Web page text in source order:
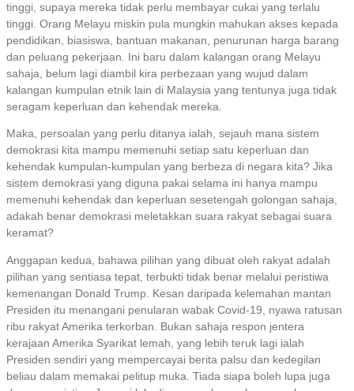
tinggi, supaya mereka tidak perlu membayar cukai yang terlalu
tinggi. Orang Melayu miskin pula mungkin mahukan akses kepada
pendidikan, biasiswa, bantuan makanan, penurunan harga barang
dan peluang pekerjaan. Ini baru dalam kalangan orang Melayu
sahaja, belum lagi diambil kira perbezaan yang wujud dalam
kalangan kumpulan etnik lain di Malaysia yang tentunya juga tidak
seragam keperluan dan kehendak mereka.
Maka, persoalan yang perlu ditanya ialah, sejauh mana sistem
demokrasi kita mampu memenuhi setiap satu keperluan dan
kehendak kumpulan-kumpulan yang berbeza di negara kita? Jika
sistem demokrasi yang diguna pakai selama ini hanya mampu
memenuhi kehendak dan keperluan sesetengah golongan sahaja,
adakah benar demokrasi meletakkan suara rakyat sebagai suara
keramat?
Anggapan kedua, bahawa pilihan yang dibuat oleh rakyat adalah
pilihan yang sentiasa tepat, terbukti tidak benar melalui peristiwa
kemenangan Donald Trump. Kesan daripada kelemahan mantan
Presiden itu menangani penularan wabak Covid-19, nyawa ratusan
ribu rakyat Amerika terkorban. Bukan sahaja respon jentera
kerajaan Amerika Syarikat lemah, yang lebih teruk lagi ialah
Presiden sendiri yang mempercayai berita palsu dan kedegilan
beliau dalam memakai pelitup muka. Tiada siapa boleh lupa juga